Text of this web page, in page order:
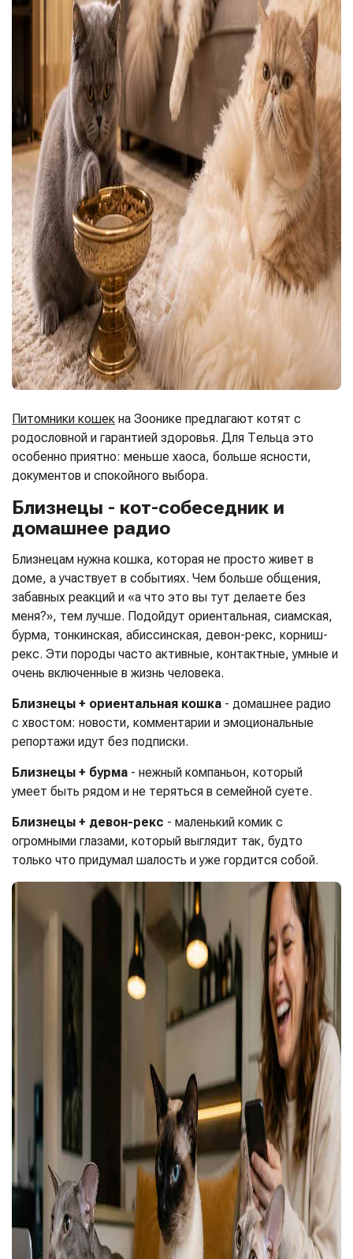
Питомники кошек на Зоонике предлагают котят с
родословной и гарантией здоровья. Для Тельца это
особенно приятно: меньше хаоса, больше ясности,
документов и спокойного выбора.
Близнецы - кот-собеседник и
домашнее радио
Близнецам нужна кошка, которая не просто живет в
доме, а участвует в событиях. Чем больше общения,
забавных реакций и «а что это вы тут делаете без
меня?», тем лучше. Подойдут ориентальная, сиамская,
бурма, тонкинская, абиссинская, девон-рекс, корниш-
рекс. Эти породы часто активные, контактные, умные и
очень включенные в жизнь человека.
Близнецы + ориентальная кошка - домашнее радио
с хвостом: новости, комментарии и эмоциональные
репортажи идут без подписки.
Близнецы + бурма - нежный компаньон, который
умеет быть рядом и не теряться в семейной суете.
Близнецы + девон-рекс - маленький комик с
огромными глазами, который выглядит так, будто
только что придумал шалость и уже гордится собой.